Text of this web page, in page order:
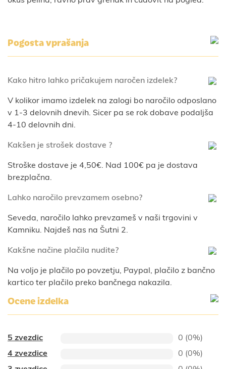
Pogosta vprašanja
Kako hitro lahko pričakujem naročen izdelek?
V kolikor imamo izdelek na zalogi bo naročilo odposlano
v 1-3 delovnih dnevih. Sicer pa se rok dobave podaljša
4-10 delovnih dni.
Kakšen je strošek dostave ?
Stroške dostave je 4,50€. Nad 100€ pa je dostava
brezplačna.
Lahko naročilo prevzamem osebno?
Seveda, naročilo lahko prevzameš v naši trgovini v
Kamniku. Najdeš nas na Šutni 2.
Kakšne načine plačila nudite?
Na voljo je plačilo po povzetju, Paypal, plačilo z bančno
kartico ter plačilo preko bančnega nakazila.
Ocene izdelka
5 zvezdic
0 (0%)
4 zvezdice
0 (0%)